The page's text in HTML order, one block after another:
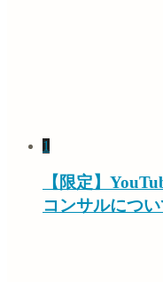
1
【限定】
コンサルにつ